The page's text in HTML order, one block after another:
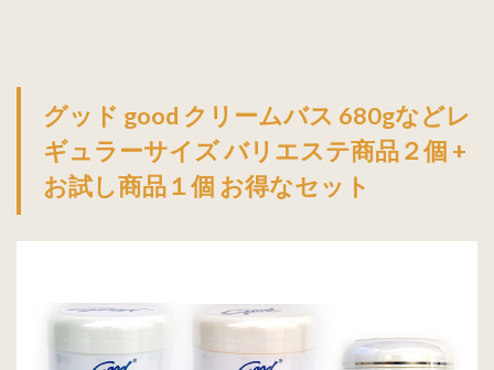
グッド good クリームバス 680gなどレ
ギュラーサイズ バリエステ商品２個 +
お試し商品１個 お得なセット